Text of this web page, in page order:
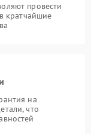
провести
кратчайшие
на
что